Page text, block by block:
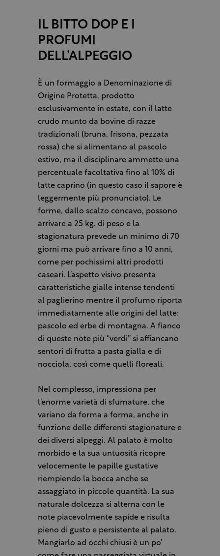
IL BITTO DOP E I
PROFUMI
DELL’ALPEGGIO
È un formaggio a Denominazione di
Origine Protetta, prodotto
esclusivamente in estate, con il latte
crudo munto da bovine di razze
tradizionali (bruna, frisona, pezzata
rossa) che si alimentano al pascolo
estivo, ma il disciplinare ammette una
percentuale facoltativa fino al 10% di
latte caprino (in questo caso il sapore è
leggermente più pronunciato). Le
forme, dallo scalzo concavo, possono
arrivare a 25 kg. di peso e la
stagionatura prevede un minimo di 70
giorni ma può arrivare fino a 10 anni,
come per pochissimi altri prodotti
caseari. L’aspetto visivo presenta
caratteristiche gialle intense tendenti
al paglierino mentre il profumo riporta
immediatamente alle origini del latte:
pascolo ed erbe di montagna. A fianco
di queste note più “verdi” si affiancano
sentori di frutta a pasta gialla e di
nocciola, così come quelli floreali.
Nel complesso, impressiona per
l’enorme varietà di sfumature, che
variano da forma a forma, anche in
funzione delle differenti stagionature e
dei diversi alpeggi. Al palato è molto
morbido e la sua untuosità ricopre
velocemente le papille gustative
riempiendo la bocca anche se
assaggiato in piccole quantità. La sua
naturale dolcezza si alterna con le
note piacevolmente sapide e risulta
pieno di gusto e persistente al palato.
Mangiarlo ad occhi chiusi è un po’